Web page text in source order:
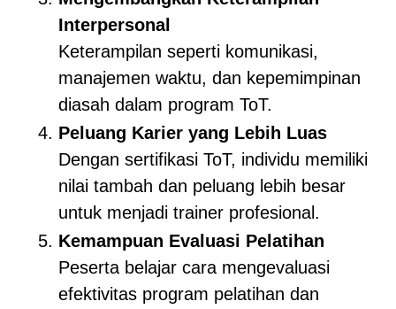
Interpersonal
Keterampilan seperti komunikasi,
manajemen waktu, dan kepemimpinan
diasah dalam program ToT.
Peluang Karier yang Lebih Luas
Dengan sertifikasi ToT, individu memiliki
nilai tambah dan peluang lebih besar
untuk menjadi trainer profesional.
Kemampuan Evaluasi Pelatihan
Peserta belajar cara mengevaluasi
efektivitas program pelatihan dan